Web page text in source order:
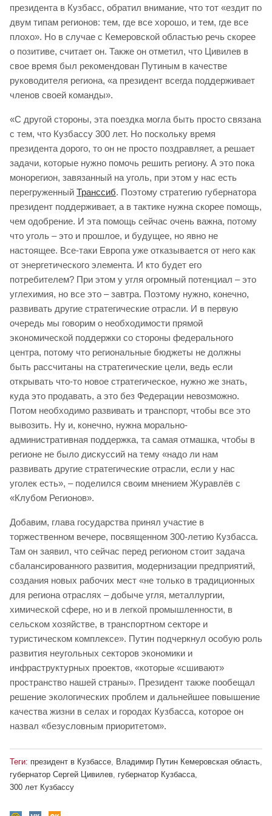
президента в Кузбасс, обратил внимание, что тот «ездит по
двум типам регионов: тем, где все хорошо, и тем, где все
плохо». Но в случае с Кемеровской областью речь скорее
о позитиве, считает он. Также он отметил, что Цивилев в
свое время был рекомендован Путиным в качестве
руководителя региона, «а президент всегда поддерживает
членов своей команды».
«С другой стороны, эта поездка могла быть просто связана
с тем, что Кузбассу 300 лет. Но поскольку время
президента дорого, то он не просто поздравляет, а решает
задачи, которые нужно помочь решить региону. А это пока
монорегион, завязанный на уголь, при этом у нас есть
перегруженный Транссиб. Поэтому стратегию губернатора
президент поддерживает, а в тактике нужна скорее помощь,
чем одобрение. И эта помощь сейчас очень важна, потому
что уголь – это и прошлое, и будущее, но явно не
настоящее. Все-таки Европа уже отказывается от него как
от энергетического элемента. И кто будет его
потребителем? При этом у угля огромный потенциал – это
углехимия, но все это – завтра. Поэтому нужно, конечно,
развивать другие стратегические отрасли. И в первую
очередь мы говорим о необходимости прямой
экономической поддержки со стороны федерального
центра, потому что региональные бюджеты не должны
быть рассчитаны на стратегические цели, ведь если
открывать что-то новое стратегическое, нужно же знать,
куда это продавать, а это без Федерации невозможно.
Потом необходимо развивать и транспорт, чтобы все это
вывозить. Ну и, конечно, нужна морально-
административная поддержка, та самая отмашка, чтобы в
регионе не было дискуссий на тему «надо ли нам
развивать другие стратегические отрасли, если у нас
уголек есть», – поделился своим мнением Журавлёв с
«Клубом Регионов».
Добавим, глава государства принял участие в
торжественном вечере, посвященном 300-летию Кузбасса.
Там он заявил, что сейчас перед регионом стоит задача
сбалансированного развития, модернизации предприятий,
создания новых рабочих мест «не только в традиционных
для региона отраслях – добыче угля, металлургии,
химической сфере, но и в легкой промышленности, в
сельском хозяйстве, в транспортном секторе и
туристическом комплексе». Путин подчеркнул особую роль
развития неугольных секторов экономики и
инфраструктурных проектов, «которые «сшивают»
пространство нашей страны». Президент также пообещал
решение экологических проблем и дальнейшее повышение
качества жизни в селах и городах Кузбасса, которое он
назвал «безусловным приоритетом».
Теги: президент в Кузбассе, Владимир Путин Кемеровская область,
губернатор Сергей Цивилев, губернатор Кузбасса,
300 лет Кузбассу